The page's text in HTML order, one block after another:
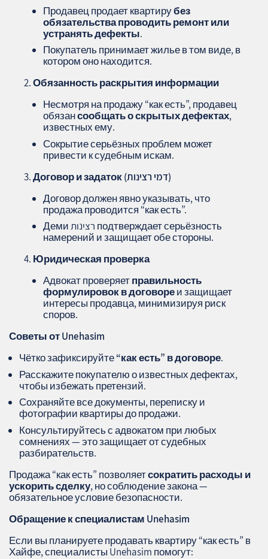
Продавец продает квартирубез
обязательства проводить ремонт или
устранять дефекты.
Покупатель принимает жилье в том виде, в
котором оно находится.
Обязанность раскрытия информации
Несмотря на продажу “как есть”, продавец
обязансообщать о скрытых дефектах,
известных ему.
Сокрытие серьёзных проблем может
привести к судебным искам.
Договор и задаток (דמי רצינות)
Договор должен явно указывать, что
продажа проводится “как есть”.
Деми רצינות подтверждает серьёзность
намерений и защищает обе стороны.
Юридическая проверка
Адвокат проверяетправильность
формулировок в договореи защищает
интересы продавца, минимизируя риск
споров.
Советы от Unehasim
Чётко зафиксируйте“как есть” в договоре.
Расскажите покупателю о известных дефектах,
чтобы избежать претензий.
Сохраняйте все документы, переписку и
фотографии квартиры до продажи.
Консультируйтесь с адвокатом при любых
сомнениях — это защищает от судебных
разбирательств.
Продажа “как есть” позволяетсократить расходы и
ускорить сделку, но соблюдение закона —
обязательное условие безопасности.
Обращение к специалистам Unehasim
Если вы планируете продавать квартиру “как есть” в
Хайфе, специалисты Unehasim помогут: